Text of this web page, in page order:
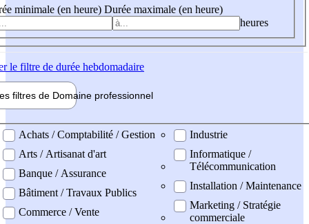
minimale (en heure) Durée maximale (en heure)
heures
le filtre de durée hebdomadaire
filtres de Domaine professionnel
professionel
Achats / Comptabilité / Gestion
Arts / Artisanat d'art
Banque / Assurance
Bâtiment / Travaux Publics
Commerce / Vente
Industrie
Informatique /
Télécommunication
Installation / Maintenance
Marketing / Stratégie
commerciale